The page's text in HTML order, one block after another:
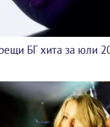
БГ хита за юли